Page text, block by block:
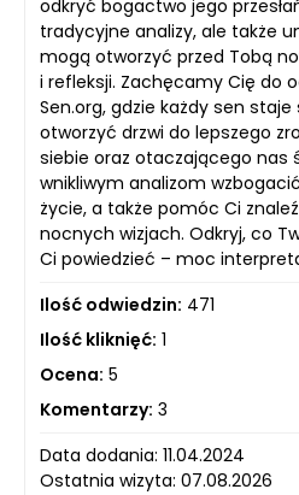
odkryć bogactwo jego
tradycyjne analizy, ale także
mogą otworzyć przed Tobą
i refleksji. Zachęcamy Cię do
Sen.org, gdzie każdy sen
otworzyć drzwi do lepszego
siebie oraz otaczającego nas
wnikliwym analizom
życie, a także pomóc Ci
nocnych wizjach. Odkryj, co
Ci powiedzieć – moc
Ilość odwiedzin: 471
Ilość kliknięć: 1
Ocena: 5
Komentarzy: 3
Data dodania: 11.04.2024
Ostatnia wizyta: 07.08.2026